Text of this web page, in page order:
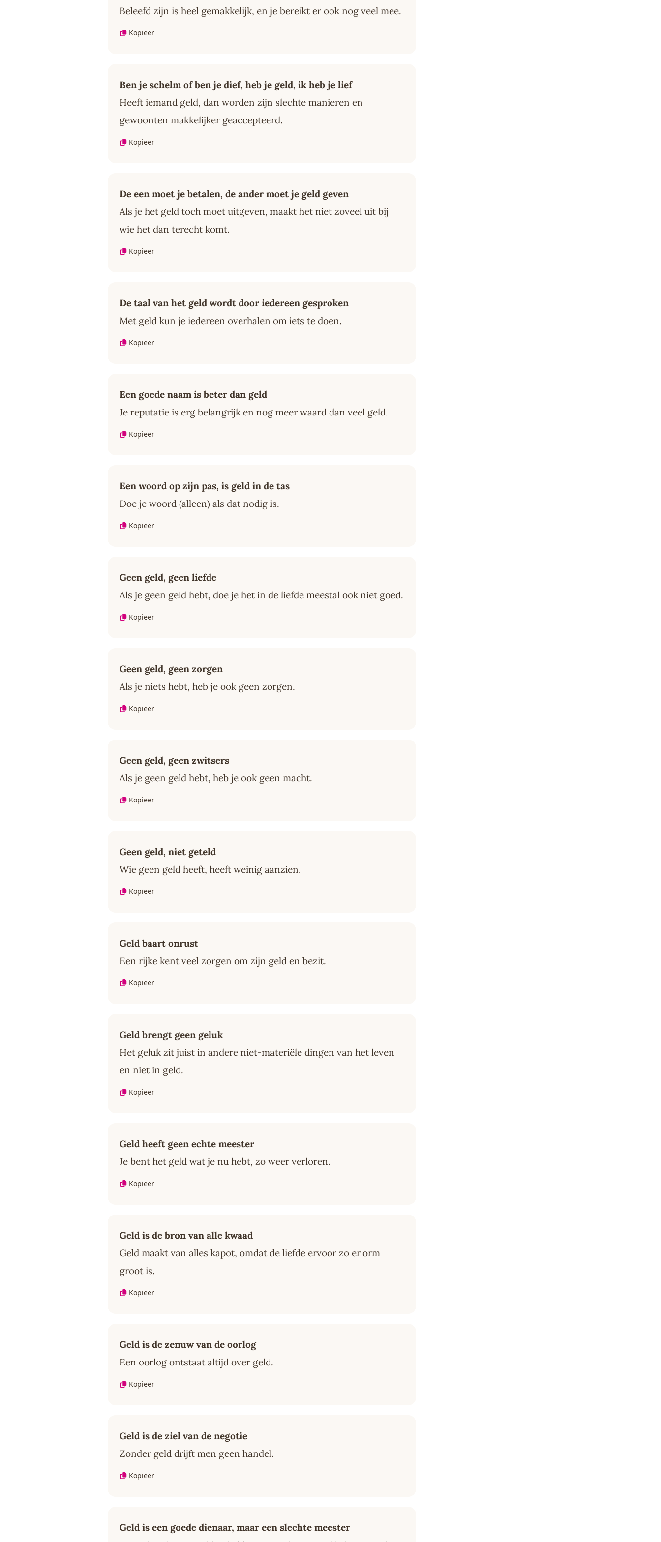
Beleefd zijn is heel gemakkelijk, en je bereikt er ook nog veel mee.
Kopieer
Ben je schelm of ben je dief, heb je geld, ik heb je lief
Heeft iemand geld, dan worden zijn slechte manieren en
gewoonten makkelijker geaccepteerd.
Kopieer
De een moet je betalen, de ander moet je geld geven
Als je het geld toch moet uitgeven, maakt het niet zoveel uit bij
wie het dan terecht komt.
Kopieer
De taal van het geld wordt door iedereen gesproken
Met geld kun je iedereen overhalen om iets te doen.
Kopieer
Een goede naam is beter dan geld
Je reputatie is erg belangrijk en nog meer waard dan veel geld.
Kopieer
Een woord op zijn pas, is geld in de tas
Doe je woord (alleen) als dat nodig is.
Kopieer
Geen geld, geen liefde
Als je geen geld hebt, doe je het in de liefde meestal ook niet goed.
Kopieer
Geen geld, geen zorgen
Als je niets hebt, heb je ook geen zorgen.
Kopieer
Geen geld, geen zwitsers
Als je geen geld hebt, heb je ook geen macht.
Kopieer
Geen geld, niet geteld
Wie geen geld heeft, heeft weinig aanzien.
Kopieer
Geld baart onrust
Een rijke kent veel zorgen om zijn geld en bezit.
Kopieer
Geld brengt geen geluk
Het geluk zit juist in andere niet-materiële dingen van het leven
en niet in geld.
Kopieer
Geld heeft geen echte meester
Je bent het geld wat je nu hebt, zo weer verloren.
Kopieer
Geld is de bron van alle kwaad
Geld maakt van alles kapot, omdat de liefde ervoor zo enorm
groot is.
Kopieer
Geld is de zenuw van de oorlog
Een oorlog ontstaat altijd over geld.
Kopieer
Geld is de ziel van de negotie
Zonder geld drijft men geen handel.
Kopieer
Geld is een goede dienaar, maar een slechte meester